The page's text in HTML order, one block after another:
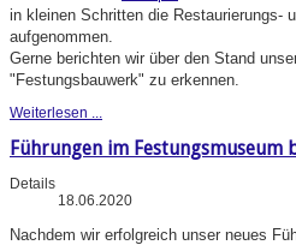
in kleinen Schritten die Restaurierungs-
aufgenommen.
Gerne berichten wir über den Stand
"Festungsbauwerk" zu erkennen.
Weiterlesen ...
Führungen im Festungsmuseum
Details
18.06.2020
Nachdem wir erfolgreich unser neues